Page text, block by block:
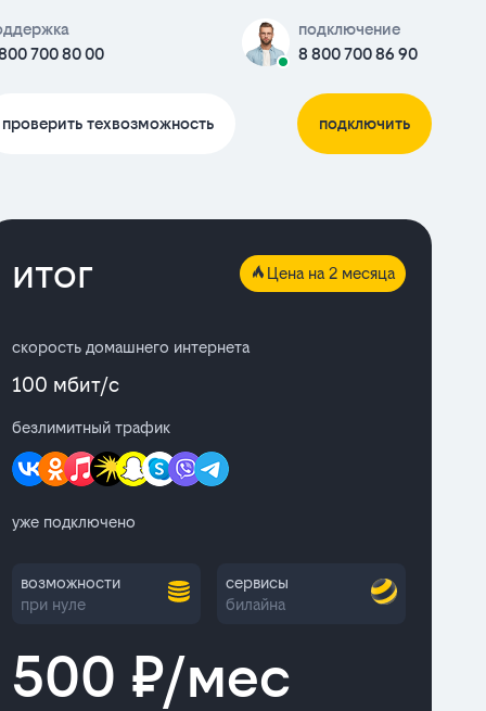
700 80 00
подключение
8 800 700 86 90
проверить техвозможность подключить
итог Цена на 2 месяца
скорость домашнего интернета
100 мбит/с
безлимитный трафик
уже подключено
возможности
при нуле
сервисы
билайна
500 ₽/мес